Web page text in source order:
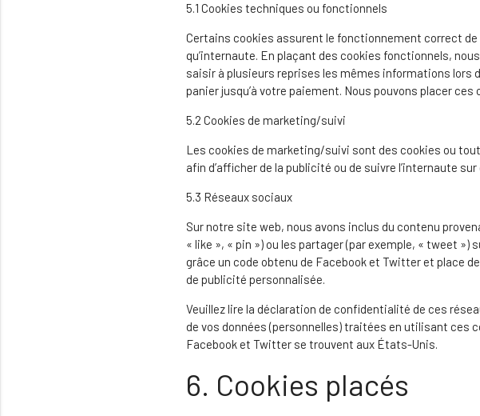
5.1 Cookies techniques ou fonctionnels
Certains cookies assurent le fonctionnement correct
qu’internaute. En plaçant des cookies fonctionnels,
saisir à plusieurs reprises les mêmes informations lors
panier jusqu’à votre paiement. Nous pouvons placer
5.2 Cookies de marketing/suivi
Les cookies de marketing/suivi sont des cookies ou
afin d’afficher de la publicité ou de suivre l’internaute
5.3 Réseaux sociaux
Sur notre site web, nous avons inclus du contenu
« like », « pin ») ou les partager (par exemple, « tweet
grâce un code obtenu de Facebook et Twitter et place
de publicité personnalisée.
Veuillez lire la déclaration de confidentialité de ces
de vos données (personnelles) traitées en utilisant ces
Facebook et Twitter se trouvent aux États-Unis.
6. Cookies placés